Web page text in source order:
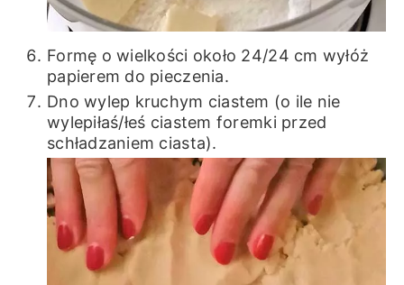
Formę o wielkości około 24/24 cm wyłóż
papierem do pieczenia.
Dno wylep kruchym ciastem (o ile nie
wylepiłaś/łeś ciastem foremki przed
schładzaniem ciasta).